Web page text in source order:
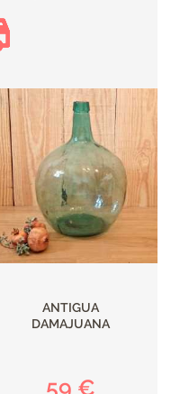
ANTIGUA
DAMAJUANA
59 €